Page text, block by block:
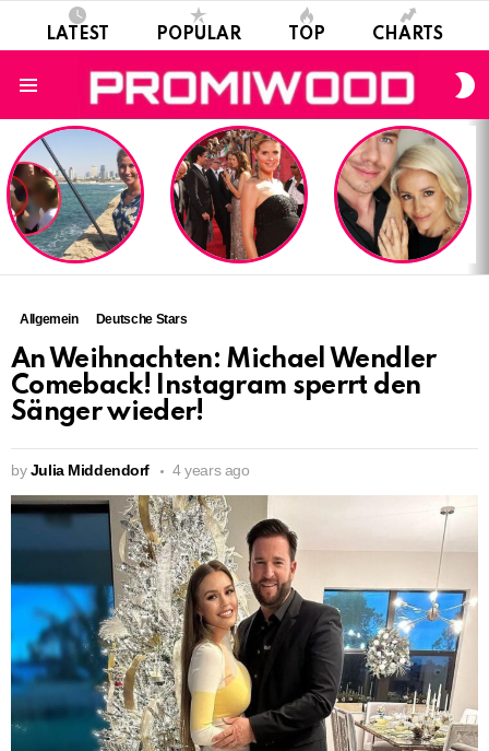
LATEST POPULAR TOP CHARTS
LATEST
STORIES
Allgemein Deutsche Stars
An Weihnachten: Michael Wendler
Comeback! Instagram sperrt den
Sänger wieder!
by Julia Middendorf 4 years ago